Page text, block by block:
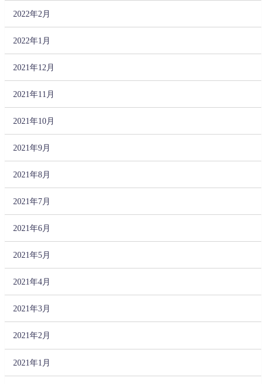
2022年2月
2022年1月
2021年12月
2021年11月
2021年10月
2021年9月
2021年8月
2021年7月
2021年6月
2021年5月
2021年4月
2021年3月
2021年2月
2021年1月